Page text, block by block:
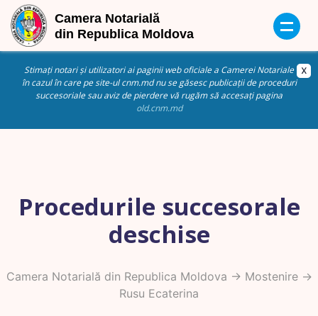
Stimați notari și utilizatori ai paginii web oficiale a Camerei Notariale
în cazul în care pe site-ul cnm.md nu se găsesc publicații de proceduri
succesoriale sau aviz de pierdere vă rugăm să accesați pagina
old.cnm.md
Procedurile succesorale
deschise
Camera Notarială din Republica Moldova -> Mostenire->
Rusu Ecaterina